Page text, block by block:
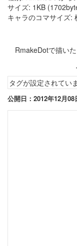
サイズ: 1KB
キャラのコマサイズ:
RmakeDotで描い
タグが設定されてい
公開日：2012年12月08